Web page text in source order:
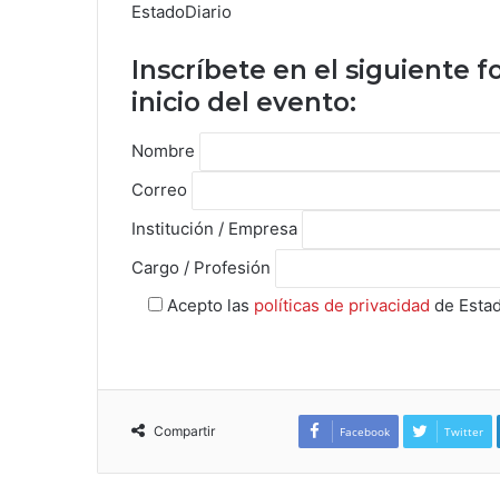
EstadoDiario
Inscríbete en el siguiente
inicio del evento:
Nombre
Correo
Institución / Empresa
Cargo / Profesión
Acepto las políticas de privacidad de
Compartir Facebook Twitter